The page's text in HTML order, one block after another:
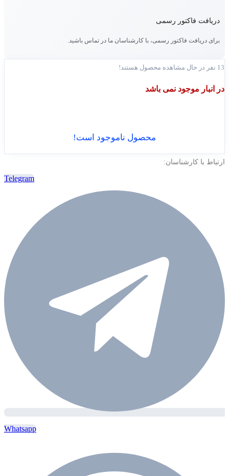
دریافت فاکتور رسمی
برای دریافت فاکتور رسمی، با کارشناسان ما در تماس باشید.
13 نفر در حال مشاهده محصول هستند!
در انبار موجود نمی باشد
محصول ناموجود است!
ارتباط با کارشناسان:
Telegram
Whatsapp